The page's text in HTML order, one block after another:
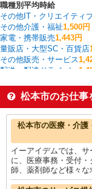
職種別平均時給
その他IT・クリエイティ
その他介護・福祉1,500円
家電・携帯販売1,443円
量販店・大型SC・百貨店
その他販売・サービス
配送・配達ドライバー
サービス提供責任者・ソ
栄養士・管理栄養士1,400
その他飲食・フード1,400
CADオペレーター・積算
松本市の他の職種の平均
松本市のお仕事
松本市の医療・介護
イーアイデムでは、
に、医療事務・受付
師、薬剤師など様々な